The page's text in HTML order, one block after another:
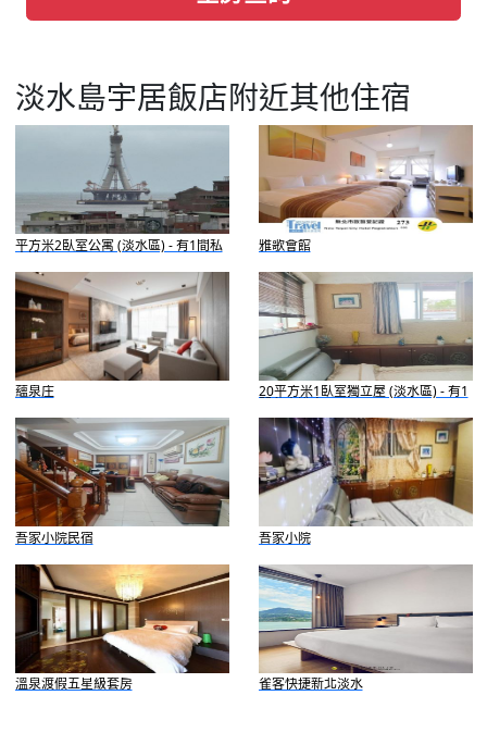
淡水島宇居飯店附近其他住宿
平方米2臥室公寓 (淡水區) - 有1間私
人浴室
雅歌會館
蘊泉庄 20平方米1臥室獨立屋 (淡水區) - 有1
間私人浴室
吾家小院民宿 吾家小院
溫泉渡假五星級套房 雀客快捷新北淡水